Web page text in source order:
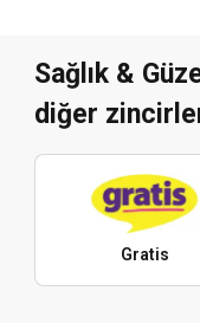
Sağlık &
diğer
Gratis